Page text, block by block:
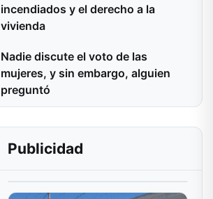
incendiados y el derecho a la
vivienda
Nadie discute el voto de las
mujeres, y sin embargo, alguien
preguntó
Publicidad